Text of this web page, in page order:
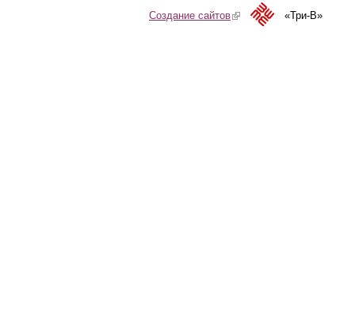
Создание сайтов(link is external)«Три-В»